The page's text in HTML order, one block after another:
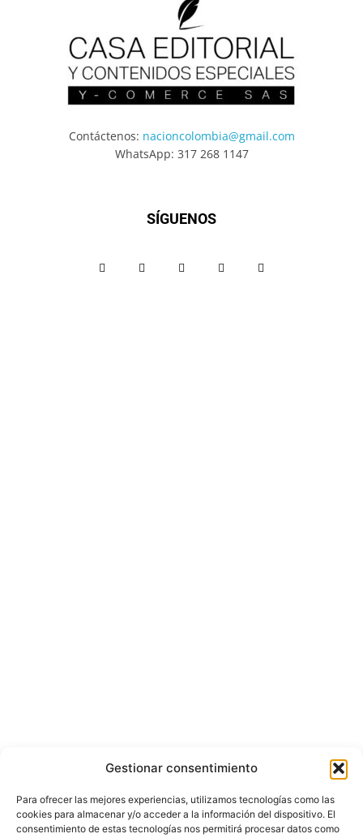
Gestionar consentimiento
Para ofrecer las mejores experiencias, utilizamos tecnologías como las
cookies para almacenar y/o acceder a la información del dispositivo. El
consentimiento de estas tecnologías nos permitirá procesar datos como
Contáctenos: nacioncolombia@gmail.com
WhatsApp: 317 268 1147
SÍGUENOS